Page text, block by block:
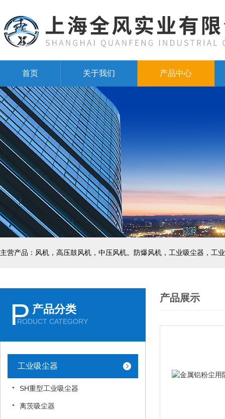
首页 关于我们 产品中心
主营产品：风机，高压鼓风机，中压风机。防爆风机，工业吸尘器，工
P 产品分类
RODUCT CATEGORY
工业吸尘器
SH重型工业吸尘器
离茨吸尘器
产品展示